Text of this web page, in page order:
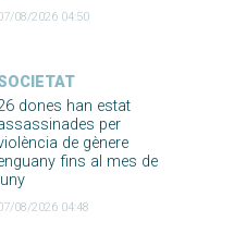
08/2026 04:50
dones han estat
per
de gènere
fins al mes de
08/2026 04:48